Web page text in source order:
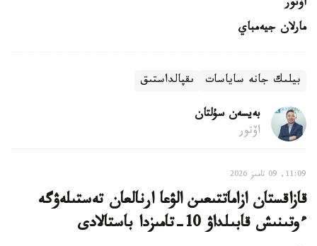
اۆتور
مارلان جيەمباي
بيلىك جانە ساياسات ىقپالداستىق
بەيسەن سۇلتان
اۆتور
11:09, 09 تامىز 2026
قازاقستان ازاماتتىعىن الۋعا ارنالعان تەستىلەۋگە
ءوتىنىش قابىلداۋ 10-تامىزدا باستالادى